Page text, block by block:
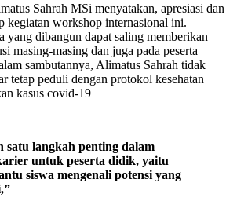
Sahrah MSi menyatakan, apresiasi dan
kegiatan workshop internasional ini.
yang dibangun dapat saling memberikan
masing-masing dan juga pada peserta
sambutannya, Alimatus Sahrah tidak
tetap peduli dengan protokol kesehatan
kasus covid-19
satu langkah penting dalam
untuk peserta didik, yaitu
siswa mengenali potensi yang